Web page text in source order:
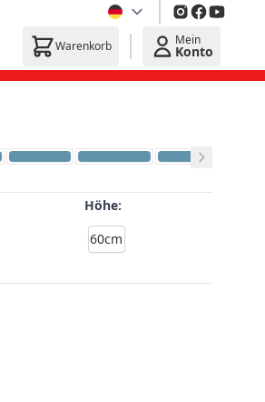
Mein
Konto
Warenkorb
Höhe:
60cm